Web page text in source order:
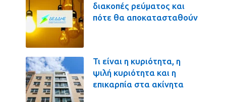
διακοπές ρεύματος και
πότε θα αποκατασταθούν
Τι είναι η κυριότητα, η
ψιλή κυριότητα και η
επικαρπία στα ακίνητα